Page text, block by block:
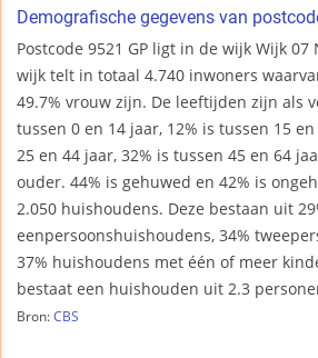
Demografische gegevens van
Postcode 9521 GP ligt in de wijk Wijk 07
wijk telt in totaal 4.740 inwoners
49.7% vrouw zijn. De leeftijden zijn als
tussen 0 en 14 jaar, 12% is tussen 15
25 en 44 jaar, 32% is tussen 45 en 64
ouder. 44% is gehuwed en 42% is
2.050 huishoudens. Deze bestaan uit
eenpersoonshuishoudens, 34%
37% huishoudens met één of meer
bestaat een huishouden uit 2.3
Bron: CBS